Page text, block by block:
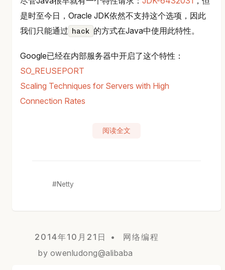
是时至今日，Oracle JDK依然不支持这个选项，因此
我们只能通过 hack 的方式在Java中使用此特性。
Google已经在内部服务器中开启了这个特性：
SO_REUSEPORT
Scaling Techniques for Servers with High
Connection Rates
阅读全文
Netty
2014年10月21日
网络编程
by owenludong@alibaba